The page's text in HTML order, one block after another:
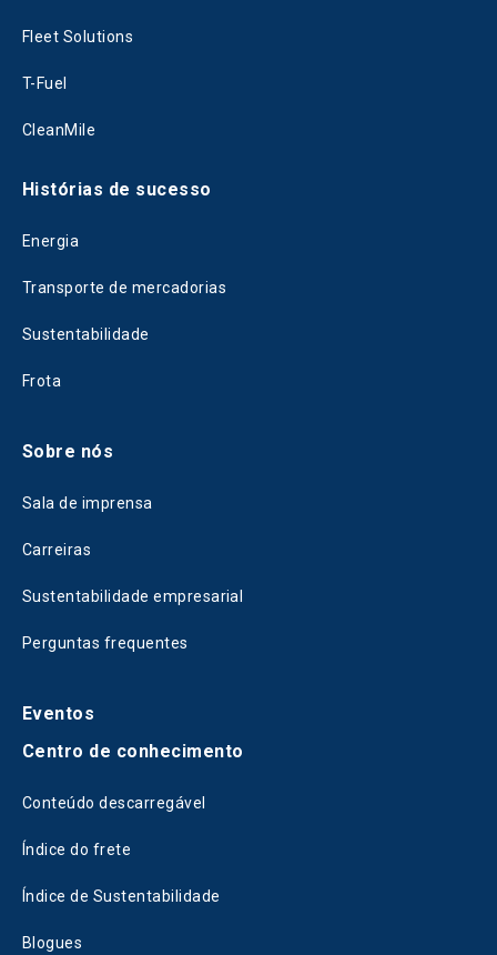
Fleet Solutions
T-Fuel
CleanMile
Histórias de sucesso
Energia
Transporte de mercadorias
Sustentabilidade
Frota
Sobre nós
Sala de imprensa
Carreiras
Sustentabilidade empresarial
Perguntas frequentes
Eventos
Centro de conhecimento
Conteúdo descarregável
Índice do frete
Índice de Sustentabilidade
Blogues